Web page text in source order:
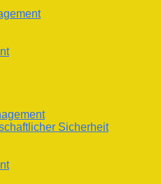
Sicherheit